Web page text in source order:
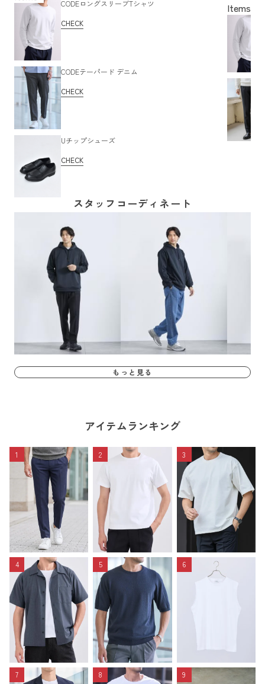
CODEロングスリーブTシャツ
CHECK
CODEテーパード デニム
CHECK
Uチップシューズ
CHECK
す。
スタッフコーディネート
もっと見る
アイテムランキング
1 2 3
4 5 6
7 8 9